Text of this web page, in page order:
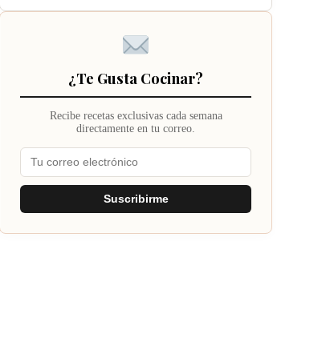
¿Te Gusta Cocinar?
Recibe recetas exclusivas cada semana
directamente en tu correo.
Suscribirme